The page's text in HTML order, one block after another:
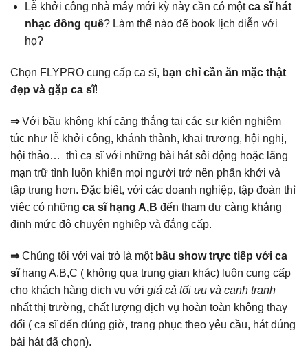
Lễ khởi công nhà máy mới kỳ này cần có mộtca sĩ hát
nhạc đồng quê? Làm thế nào để book lịch diễn với
họ?
Chọn FLYPRO cung cấp ca sĩ, bạn chỉ cần ăn mặc thật
đẹp và gặp ca sĩ!
⇒Với bầu không khí căng thẳng tại các sự kiện nghiêm
túc như lễ khởi công, khánh thành, khai trương, hội nghị,
hội thảo… thì ca sĩ với những bài hát sôi động hoặc lãng
mạn trữ tình luôn khiến mọi người trở nên phấn khởi và
tập trung hơn. Đặc biêt, với các doanh nghiệp, tập đoàn thì
việc có những ca sĩ hạng A,B đến tham dự càng khẳng
định mức độ chuyên nghiệp và đẳng cấp.
⇒Chúng tôi với vai trò là một bầu show trực tiếp với ca
sĩhạng A,B,C ( không qua trung gian khác) luôn cung cấp
cho khách hàng dịch vụ với giá cả tối ưu và cạnh tranh
nhất thị trường, chất lượng dịch vụ hoàn toàn không thay
đổi ( ca sĩ đến đúng giờ, trang phục theo yêu cầu, hát đúng
bài hát đã chọn).